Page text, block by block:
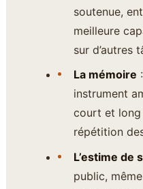
soutenue,
meilleure
sur d’autres
La mémoire
instrument
court et long
répétition
L’estime de
public,